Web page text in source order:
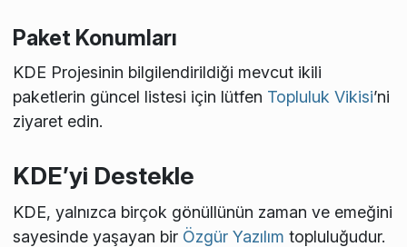
Paket Konumları
KDE Projesinin bilgilendirildiği mevcut ikili
paketlerin güncel listesi için lütfen Topluluk Vikisi’ni
ziyaret edin.
KDE’yi Destekle
KDE, yalnızca birçok gönüllünün zaman ve emeğini
sayesinde yaşayan bir Özgür Yazılım topluluğudur.